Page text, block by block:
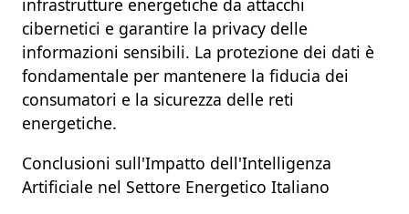
infrastrutture energetiche da attacchi
cibernetici e garantire la privacy delle
informazioni sensibili. La protezione dei dati è
fondamentale per mantenere la fiducia dei
consumatori e la sicurezza delle reti
energetiche.
Conclusioni sull'Impatto dell'Intelligenza
Artificiale nel Settore Energetico Italiano